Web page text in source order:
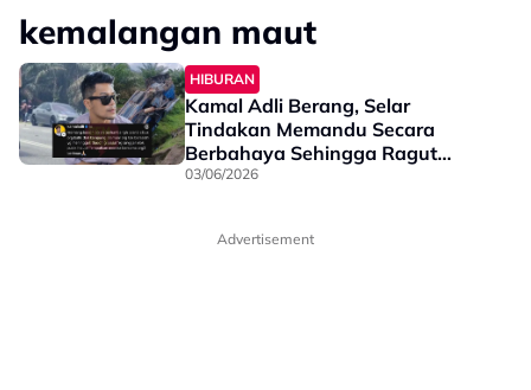
kemalangan maut
HIBURAN
Kamal Adli Berang, Selar
Tindakan Memandu Secara
Berbahaya Sehingga Ragut
Nyawa Orang Tak Bersalah -
03/06/2026
Advertisement